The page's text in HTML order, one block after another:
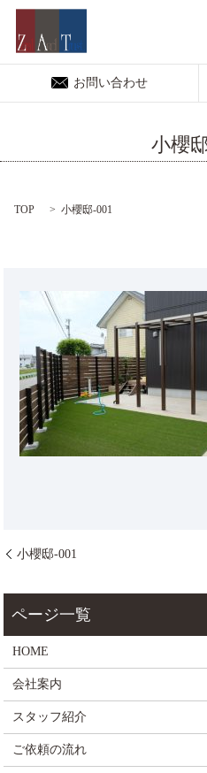
お問い合わせ
小櫻
TOP 小櫻邸-001
小櫻邸-001
HOME
会社案内
スタッフ紹介
ご依頼の流れ